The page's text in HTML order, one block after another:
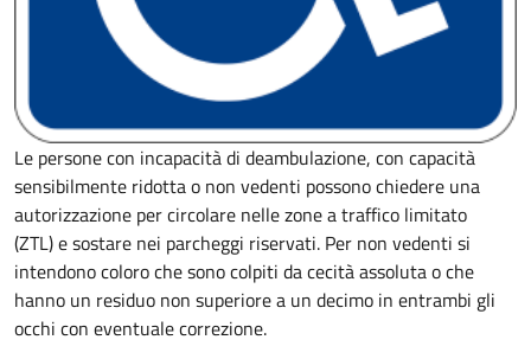
Le persone con incapacità di deambulazione, con capacità
sensibilmente ridotta o non vedenti possono chiedere una
autorizzazione per circolare nelle zone a traffico limitato
(ZTL) e sostare nei parcheggi riservati. Per non vedenti si
intendono coloro che sono colpiti da cecità assoluta o che
hanno un residuo non superiore a un decimo in entrambi gli
occhi con eventuale correzione.